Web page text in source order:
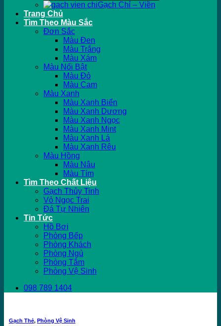
Gạch Chỉ – Viền
Trang Chủ
Tìm Theo Màu Sắc
Đơn Sắc
Màu Đen
Màu Trắng
Màu Xám
Màu Nổi Bật
Màu Đỏ
Màu Cam
Màu Xanh
Màu Xanh Biển
Màu Xanh Dương
Màu Xanh Ngọc
Màu Xanh Mint
Màu Xanh Lá
Màu Xanh Rêu
Màu Hồng
Màu Nâu
Màu Tím
Tìm Theo Chất Liệu
Gạch Thủy Tinh
Vỏ Ngọc Trai
Đá Tự Nhiên
Tin Tức
Hồ Bơi
Phòng Bếp
Phòng Khách
Phòng Ngủ
Phòng Tắm
Phòng Vệ Sinh
098 789 1404
Gạch Thẻ, Phòng Vệ Sinh